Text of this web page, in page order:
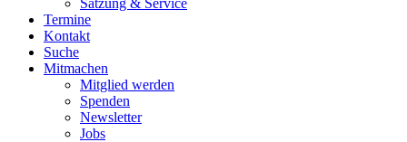
Termine
Kontakt
Suche
Mitmachen
Mitglied werden
Spenden
Newsletter
Jobs